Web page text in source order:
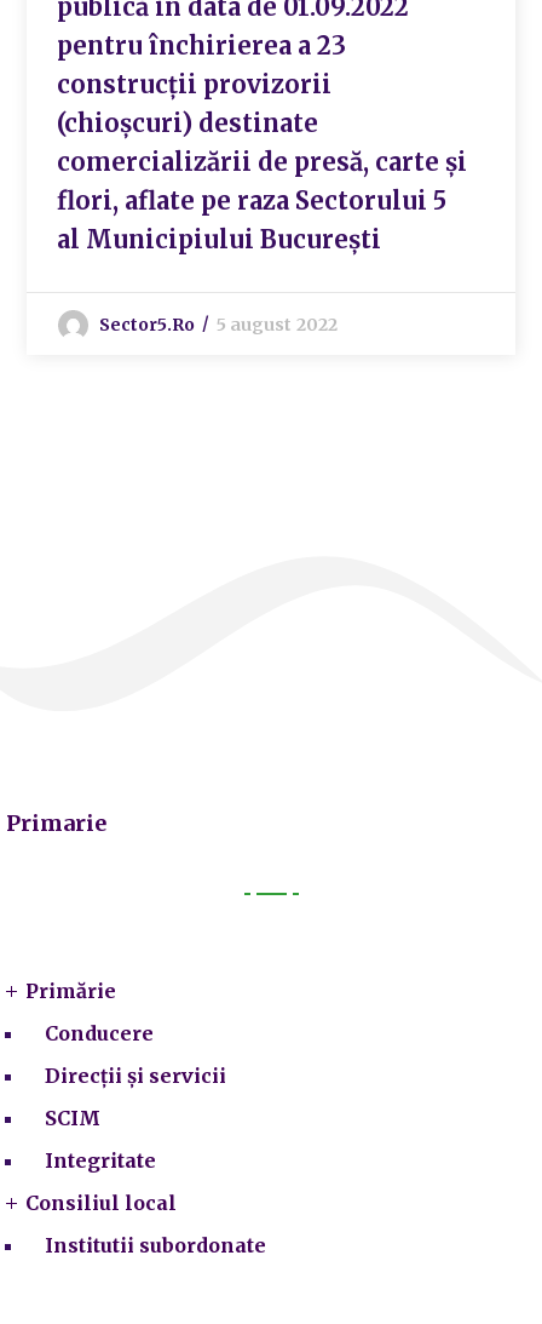
publică in data de 01.09.2022
pentru închirierea a 23
construcții provizorii
(chioșcuri) destinate
comercializării de presă, carte și
flori, aflate pe raza Sectorului 5
al Municipiului București
Sector5.ro 5 august 2022
Primarie
Primărie
Conducere
Direcții și servicii
SCIM
Integritate
Consiliul local
Institutii subordonate